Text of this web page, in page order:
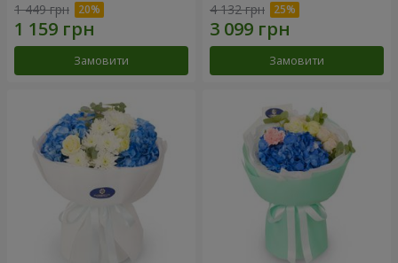
1 449 грн
Замовити
4 132 грн
Замовити